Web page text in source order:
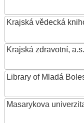
Krajská vědecká
Krajská zdravotní, a.s.
Library of Mladá
Masarykova